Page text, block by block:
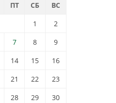
ПТ СБ
ВС
1
2
7 8
9
14 15
16
21 22
23
28 29
30